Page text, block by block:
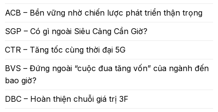
ACB – Bền vững nhờ chiến lược phát triển thận trọng
SGP – Có gì ngoài Siêu Cảng Cần Giờ?
CTR – Tăng tốc cùng thời đại 5G
BVS – Đứng ngoài “cuộc đua tăng vốn” của ngành đến
bao giờ?
DBC – Hoàn thiện chuỗi giá trị 3F